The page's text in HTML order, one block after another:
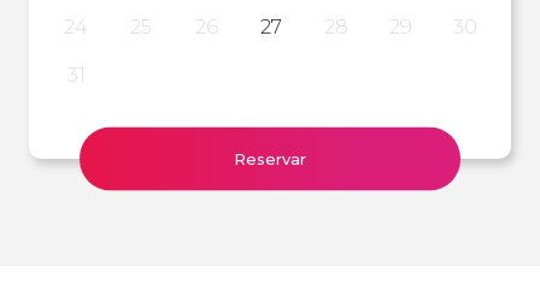
24
25 26 27 28 29
30
31
Reservar